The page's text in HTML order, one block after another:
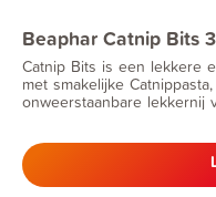
Beaphar Catnip Bits
Catnip Bits is een lekkere
met smakelijke
onweerstaanbare lekkernij